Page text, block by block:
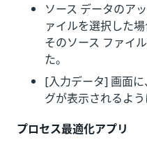
ソース データのア
ァイルを選択した
そのソース ファイ
た。
[入力データ] 画面
グが表示されるよう
プロセス最適化アプリ